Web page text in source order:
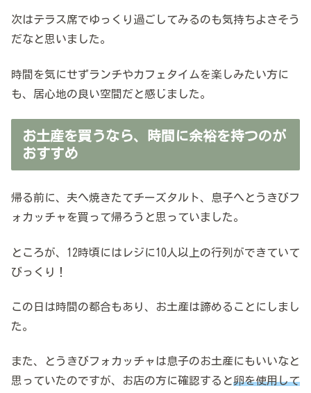
次はテラス席でゆっくり過ごしてみるのも気持ちよさそう
だなと思いました。
時間を気にせずランチやカフェタイムを楽しみたい方に
も、居心地の良い空間だと感じました。
お土産を買うなら、時間に余裕を持つのが
おすすめ
帰る前に、夫へ焼きたてチーズタルト、息子へとうきびフ
ォカッチャを買って帰ろうと思っていました。
ところが、12時頃にはレジに10人以上の行列ができていて
びっくり！
この日は時間の都合もあり、お土産は諦めることにしまし
た。
また、とうきびフォカッチャは息子のお土産にもいいなと
思っていたのですが、お店の方に確認すると卵を使用して